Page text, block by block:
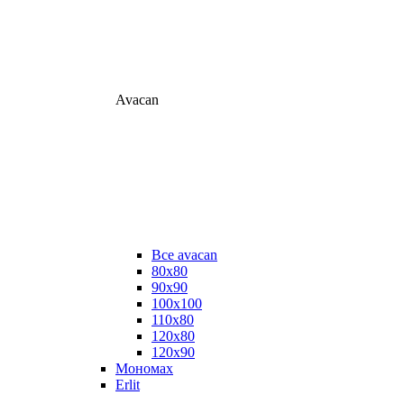
Avacan
Все avacan
80х80
90х90
100х100
110х80
120х80
120х90
Мономах
Erlit